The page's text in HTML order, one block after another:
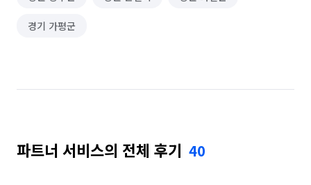
경기 가평군
파트너 서비스의 전체 후기 40